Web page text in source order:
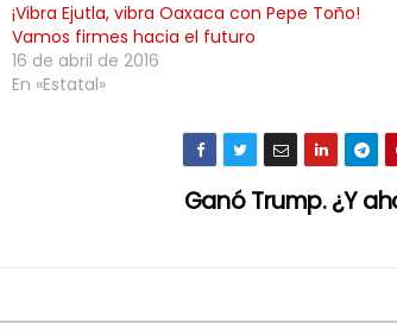
¡Vibra Ejutla, vibra Oaxaca con Pepe Toño!
Vamos firmes hacia el futuro
16 de abril de 2016
En «Estatal»
Ganó Trump. ¿Y